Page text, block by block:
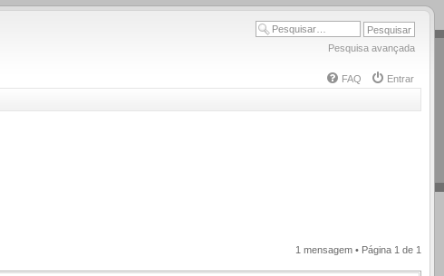
Pesquisa avançada
FAQ
Entrar
1 mensagem • Página 1 de 1